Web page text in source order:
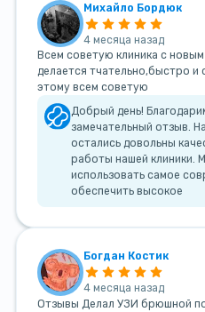
Михайло Бордюк
4 месяца назад
Всем советую клиника с
делается тчательно,быстро и
этому всем советую
Добрый день!
замечательный отзыв.
остались довольны
работы нашей клиники.
использовать самое
обеспечить высокое
Богдан Костик
4 месяца назад
Отзывы Делал УЗИ брюшной